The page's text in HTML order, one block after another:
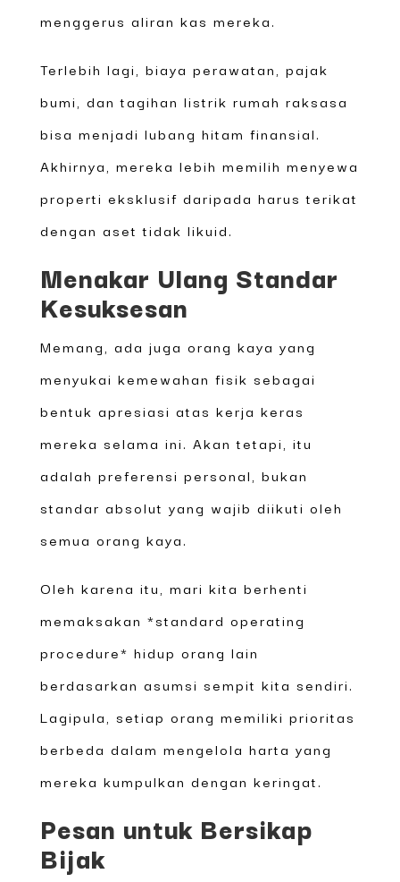
menggerus aliran kas mereka.
Terlebih lagi, biaya perawatan, pajak
bumi, dan tagihan listrik rumah raksasa
bisa menjadi lubang hitam finansial.
Akhirnya, mereka lebih memilih menyewa
properti eksklusif daripada harus terikat
dengan aset tidak likuid.
Menakar Ulang Standar
Kesuksesan
Memang, ada juga orang kaya yang
menyukai kemewahan fisik sebagai
bentuk apresiasi atas kerja keras
mereka selama ini. Akan tetapi, itu
adalah preferensi personal, bukan
standar absolut yang wajib diikuti oleh
semua orang kaya.
Oleh karena itu, mari kita berhenti
memaksakan *standard operating
procedure* hidup orang lain
berdasarkan asumsi sempit kita sendiri.
Lagipula, setiap orang memiliki prioritas
berbeda dalam mengelola harta yang
mereka kumpulkan dengan keringat.
Pesan untuk Bersikap
Bijak